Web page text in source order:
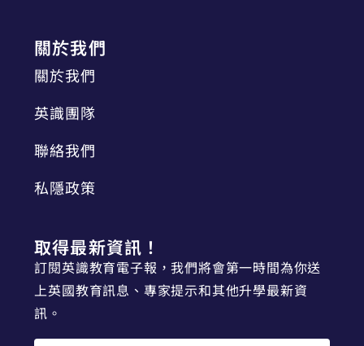
關於我們
關於我們
英識團隊
聯絡我們
私隱政策
取得最新資訊！
訂閱英識教育電子報，我們將會第一時間為你送
上英國教育訊息、專家提示和其他升學最新資
訊。